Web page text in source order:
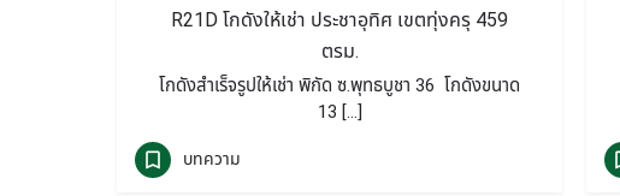
R21D โกดังให้เช่า ประชาอุทิศ เขตทุ่งครุ 459
ตรม.
โกดังสำเร็จรูปให้เช่า พิกัด ซ.พุทธบูชา 36 โกดังขนาด
13 […]
บทความ